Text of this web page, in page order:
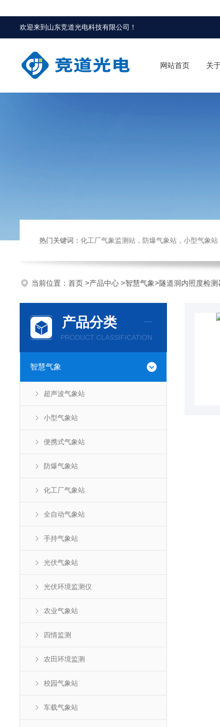
欢迎来到 山东竞道光电科技有限公司 ！
网站首页 关
热门关键词： 化工厂气象监测站，防爆气象站，小型气象站，化
当前位置： 首页 >产品中心 >智慧气象>隧道洞内照度检测
产品分类
PRODUCT CLASSIFICATION
智慧气象
超声波气象站
小型气象站
便携式气象站
防爆气象站
化工厂气象站
全自动气象站
手持气象站
光伏气象站
光伏环境监测仪
农业气象站
四情监测
农田环境监测
校园气象站
车载气象站